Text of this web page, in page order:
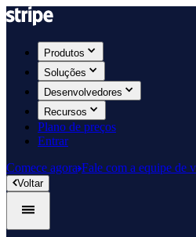
Produtos​
Soluções
Desenvolvedores
Recursos
Plano de preços
Entrar
Comece agora Fale com a equipe de
​Voltar​​